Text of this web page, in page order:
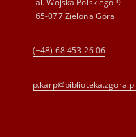
al. Wojska Polskiego 9
65-077 Zielona Góra
(+48) 68 453 26 06
p.karp@biblioteka.zgora.pl